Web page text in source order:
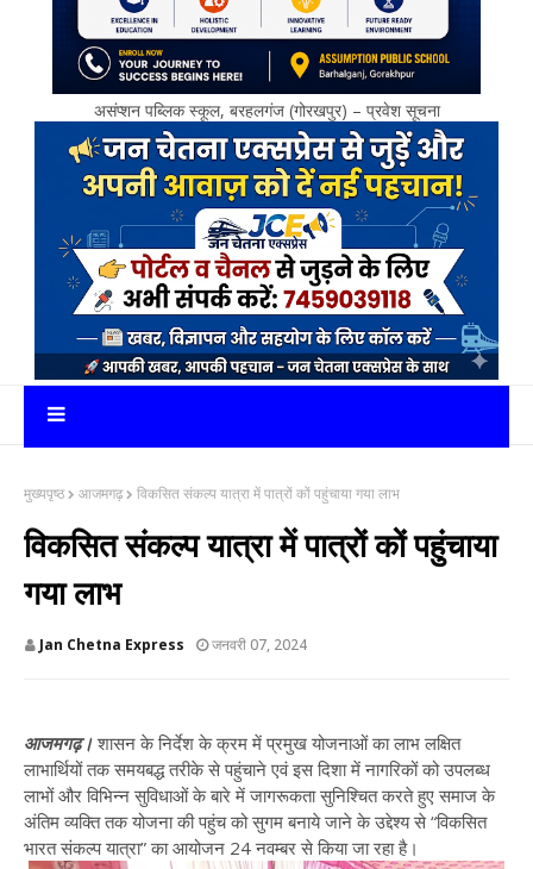
असंप्शन पब्लिक स्कूल, बरहलगंज (गोरखपुर) – प्रवेश सूचना
मुख्यपृष्ठ आजमगढ़ विकसित संकल्प यात्रा में पात्रों कों पहुंचाया गया लाभ
विकसित संकल्प यात्रा में पात्रों कों पहुंचाया
गया लाभ
Jan Chetna Express जनवरी 07, 2024
आजमगढ़।शासन के निर्देश के क्रम में प्रमुख योजनाओं का लाभ लक्षित
लाभार्थियों तक समयबद्ध तरीके से पहुंचाने एवं इस दिशा में नागरिकों को उपलब्ध
लाभों और विभिन्न सुविधाओं के बारे में जागरूकता सुनिश्चित करते हुए समाज के
अंतिम व्यक्ति तक योजना की पहुंच को सुगम बनाये जाने के उद्देश्य से “विकसित
भारत संकल्प यात्रा” का आयोजन 24 नवम्बर से किया जा रहा है।